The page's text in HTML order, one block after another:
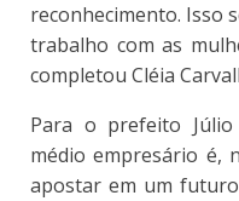
reconhecimento. Isso
trabalho com as
completou Cléia
Para o prefeito
médio empresário é,
apostar em um